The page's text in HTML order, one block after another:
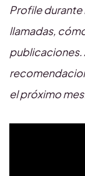
Profile durante
llamadas,
publicaciones.
el próximo